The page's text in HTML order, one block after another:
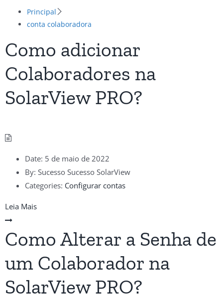
Principal
conta colaboradora
Como adicionar
Colaboradores na
SolarView PRO?
Date: 5 de maio de 2022
By: Sucesso Sucesso SolarView
Categories: Configurar contas
Leia Mais
Como Alterar a Senha de
um Colaborador na
SolarView PRO?